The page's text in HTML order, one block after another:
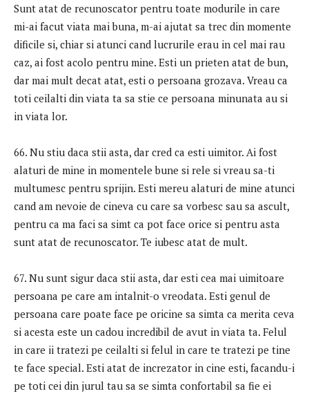
Sunt atat de recunoscator pentru toate modurile in care
mi-ai facut viata mai buna, m-ai ajutat sa trec din momente
dificile si, chiar si atunci cand lucrurile erau in cel mai rau
caz, ai fost acolo pentru mine. Esti un prieten atat de bun,
dar mai mult decat atat, esti o persoana grozava. Vreau ca
toti ceilalti din viata ta sa stie ce persoana minunata au si
in viata lor.
66. Nu stiu daca stii asta, dar cred ca esti uimitor. Ai fost
alaturi de mine in momentele bune si rele si vreau sa-ti
multumesc pentru sprijin. Esti mereu alaturi de mine atunci
cand am nevoie de cineva cu care sa vorbesc sau sa ascult,
pentru ca ma faci sa simt ca pot face orice si pentru asta
sunt atat de recunoscator. Te iubesc atat de mult.
67. Nu sunt sigur daca stii asta, dar esti cea mai uimitoare
persoana pe care am intalnit-o vreodata. Esti genul de
persoana care poate face pe oricine sa simta ca merita ceva
si acesta este un cadou incredibil de avut in viata ta. Felul
in care ii tratezi pe ceilalti si felul in care te tratezi pe tine
te face special. Esti atat de increzator in cine esti, facandu-i
pe toti cei din jurul tau sa se simta confortabil sa fie ei